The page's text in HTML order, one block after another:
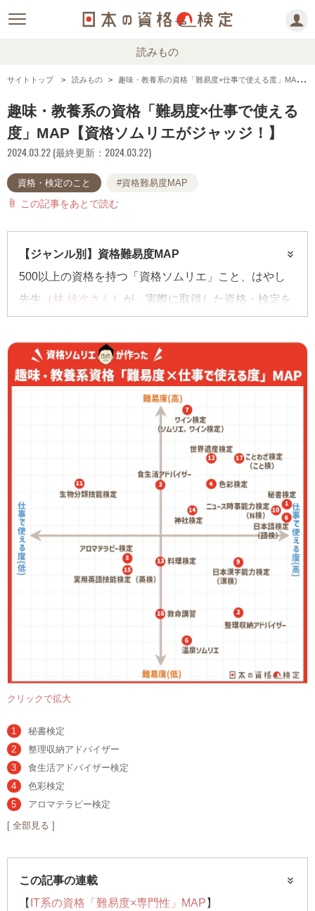
読みもの
サイトトップ 読みもの 趣味・教養系の資格「難易度×仕事で使える度」MAP【資格ソムリエがジャッジ！】
趣味・教養系の資格「難易度×仕事で使える
度」MAP【資格ソムリエがジャッジ！】
2024.03.22 (最終更新：2024.03.22)
資格・検定のこと #資格難易度MAP
attach_file この記事をあとで読む
【ジャンル別】資格難易度MAP
500以上の資格を持つ「資格ソムリエ」こと、はやし
先生（ 林 雄次さん
）が、実際に取得した資格・検定を
趣味・教養系ジャンルでは、「難易度」と「仕事で使
える度」が一目で分かるようになっています。何を受
験しようか迷っているときや、資格のレベルを知りた
いときなどに、ぜひ活用ください！
使い方＞＞MAP内の番号とMAP下のINDEX番号は連動
しています。INDEXの資格名をクリックすると、活用
度スコアや取得までにかかった費用など、より詳しい
情報が確認できます。
クリックで拡大
秘書検定
整理収納アドバイザー
食生活アドバイザー検定
色彩検定
アロマテラピー検定
[ 全部見る ]
この記事の連載
【 IT系の資格「難易度×専門性」MAP 】